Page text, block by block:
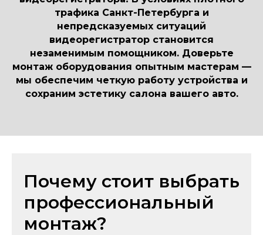
трафика Санкт-Петербурга и
непредсказуемых ситуаций
видеорегистратор становится
незаменимым помощником. Доверьте
монтаж оборудования опытным мастерам —
мы обеспечим четкую работу устройства и
сохраним эстетику салона вашего авто.
Почему стоит выбрать
профессиональный
монтаж?